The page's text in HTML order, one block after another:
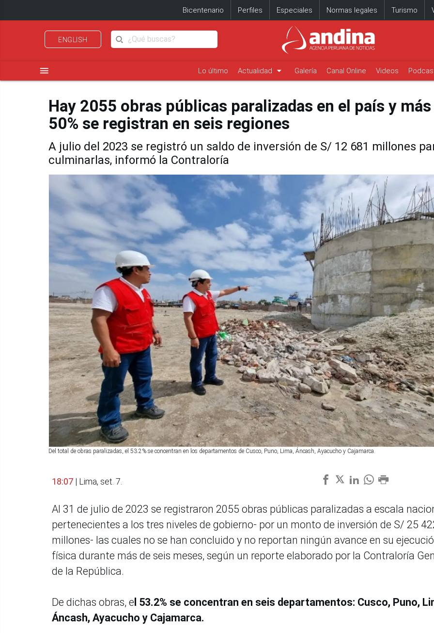
Bicentenario Perfiles Especiales Normas legales Turismo
ENGLISH
menu Lo último Actualidad arrow_drop_down Galería Canal Online Videos
Hay 2055 obras públicas paralizadas en el país y más
50% se registran en seis regiones
A julio del 2023 se registró un saldo de inversión de S/ 12 681 millones
culminarlas, informó la Contraloría
Del total de obras paralizadas, el 53.2% se concentran en los departamentos de Cusco, Puno, Lima, Áncash, Ayacucho y Cajamarca.
18:07 | Lima, set. 7.
Al 31 de julio de 2023 se registraron 2055 obras públicas paralizadas a escala
pertenecientes a los tres niveles de gobierno- por un monto de inversión de S/ 25
millones- las cuales no se han concluido y no reportan ningún avance en su
física durante más de seis meses, según un reporte elaborado por la Contraloría
de la República.
De dichas obras, e l 53.2% se concentran en seis departamentos: Cusco, Puno,
Áncash, Ayacucho y Cajamarca.